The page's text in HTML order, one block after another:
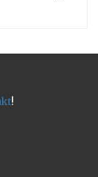
!